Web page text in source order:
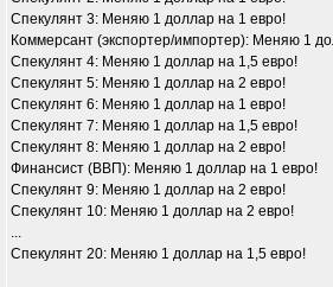
Спекулянт 3: Меняю 1 доллар на 1 евро!
Коммерсант (экспортер/импортер): Меняю 1
Спекулянт 4: Меняю 1 доллар на 1,5 евро!
Спекулянт 5: Меняю 1 доллар на 2 евро!
Спекулянт 6: Меняю 1 доллар на 1 евро!
Спекулянт 7: Меняю 1 доллар на 1,5 евро!
Спекулянт 8: Меняю 1 доллар на 2 евро!
Финансист (ВВП): Меняю 1 доллар на 1 евро!
Спекулянт 9: Меняю 1 доллар на 2 евро!
Спекулянт 10: Меняю 1 доллар на 2 евро!
...
Спекулянт 20: Меняю 1 доллар на 1,5 евро!